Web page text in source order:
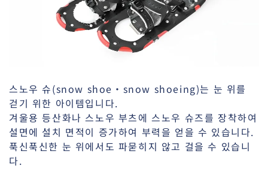
스노우 슈(snow shoe・snow shoeing)는 눈 위를
걷기 위한 아이템입니다.
겨울용 등산화나 스노우 부츠에 스노우 슈즈를 장착하여
설면에 설치 면적이 증가하여 부력을 얻을 수 있습니다.
푹신푹신한 눈 위에서도 파묻히지 않고 걸을 수 있습니
다.